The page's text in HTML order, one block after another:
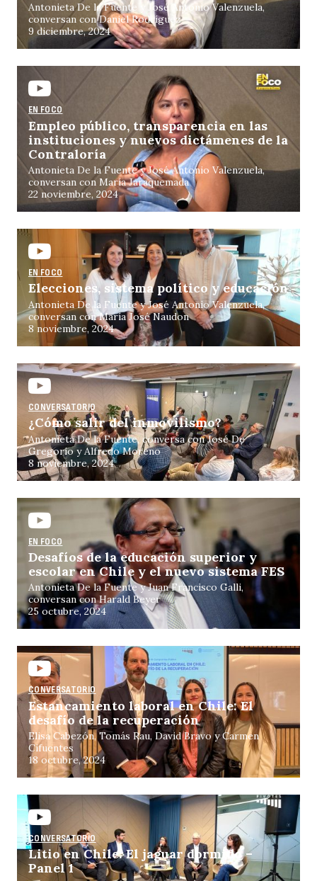
Antonieta De la Fuente y José Antonio Valenzuela,
conversan con Daniel Rodríguez
9 diciembre, 2024
EN FOCO
Empleo público, transparencia en las
instituciones y nuevos dictámenes de la
Contraloría
Antonieta De la Fuente y José Antonio Valenzuela,
conversan con María Jaraquemada
22 noviembre, 2024
EN FOCO
Elecciones, sistema político y educación
Antonieta De la Fuente y José Antonio Valenzuela,
conversan con María José Naudon
8 noviembre, 2024
CONVERSATORIO
¿Cómo salir del inmovilismo?
Antonieta De la Fuente, conversa con José De
Gregorio y Alfredo Moreno
8 noviembre, 2024
EN FOCO
Desafíos de la educación superior y
escolar en Chile y el nuevo sistema FES
Antonieta De la Fuente y Juan Francisco Galli,
conversan con Harald Beyer
25 octubre, 2024
CONVERSATORIO
Estancamiento laboral en Chile: El
desafío de la recuperación
Elisa Cabezón, Tomás Rau, David Bravo y Carmen
Cifuentes
18 octubre, 2024
CONVERSATORIO
Litio en Chile: El jaguar dormido –
Panel 1